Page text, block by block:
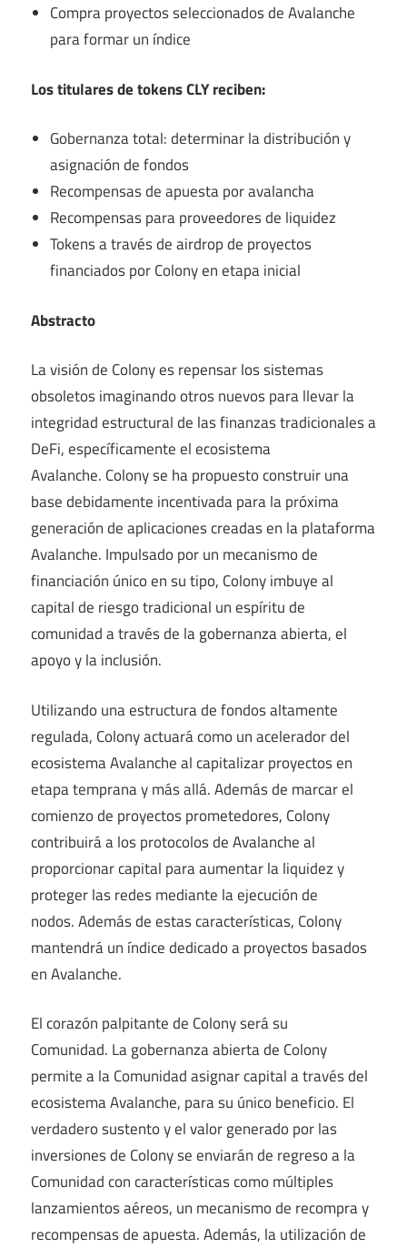
Compra proyectos seleccionados de Avalanche
para formar un índice
Los titulares de tokens CLY reciben:
Gobernanza total: determinar la distribución y
asignación de fondos
Recompensas de apuesta por avalancha
Recompensas para proveedores de liquidez
Tokens a través de airdrop de proyectos
financiados por Colony en etapa inicial
Abstracto
La visión de Colony es repensar los sistemas
obsoletos imaginando otros nuevos para llevar la
integridad estructural de las finanzas tradicionales a
DeFi, específicamente el ecosistema
Avalanche. Colony se ha propuesto construir una
base debidamente incentivada para la próxima
generación de aplicaciones creadas en la plataforma
Avalanche. Impulsado por un mecanismo de
financiación único en su tipo, Colony imbuye al
capital de riesgo tradicional un espíritu de
comunidad a través de la gobernanza abierta, el
apoyo y la inclusión.
Utilizando una estructura de fondos altamente
regulada, Colony actuará como un acelerador del
ecosistema Avalanche al capitalizar proyectos en
etapa temprana y más allá. Además de marcar el
comienzo de proyectos prometedores, Colony
contribuirá a los protocolos de Avalanche al
proporcionar capital para aumentar la liquidez y
proteger las redes mediante la ejecución de
nodos. Además de estas características, Colony
mantendrá un índice dedicado a proyectos basados ​​
en Avalanche.
El corazón palpitante de Colony será su
Comunidad. La gobernanza abierta de Colony
permite a la Comunidad asignar capital a través del
ecosistema Avalanche, para su único beneficio. El
verdadero sustento y el valor generado por las
inversiones de Colony se enviarán de regreso a la
Comunidad con características como múltiples
lanzamientos aéreos, un mecanismo de recompra y
recompensas de apuesta. Además, la utilización de